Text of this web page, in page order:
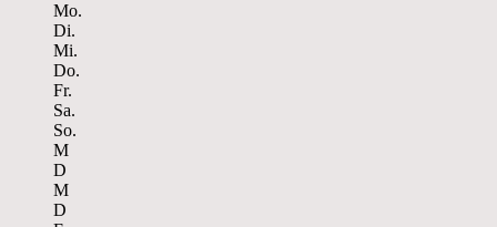
Mo.
Di.
Mi.
Do.
Fr.
Sa.
So.
M
D
M
D